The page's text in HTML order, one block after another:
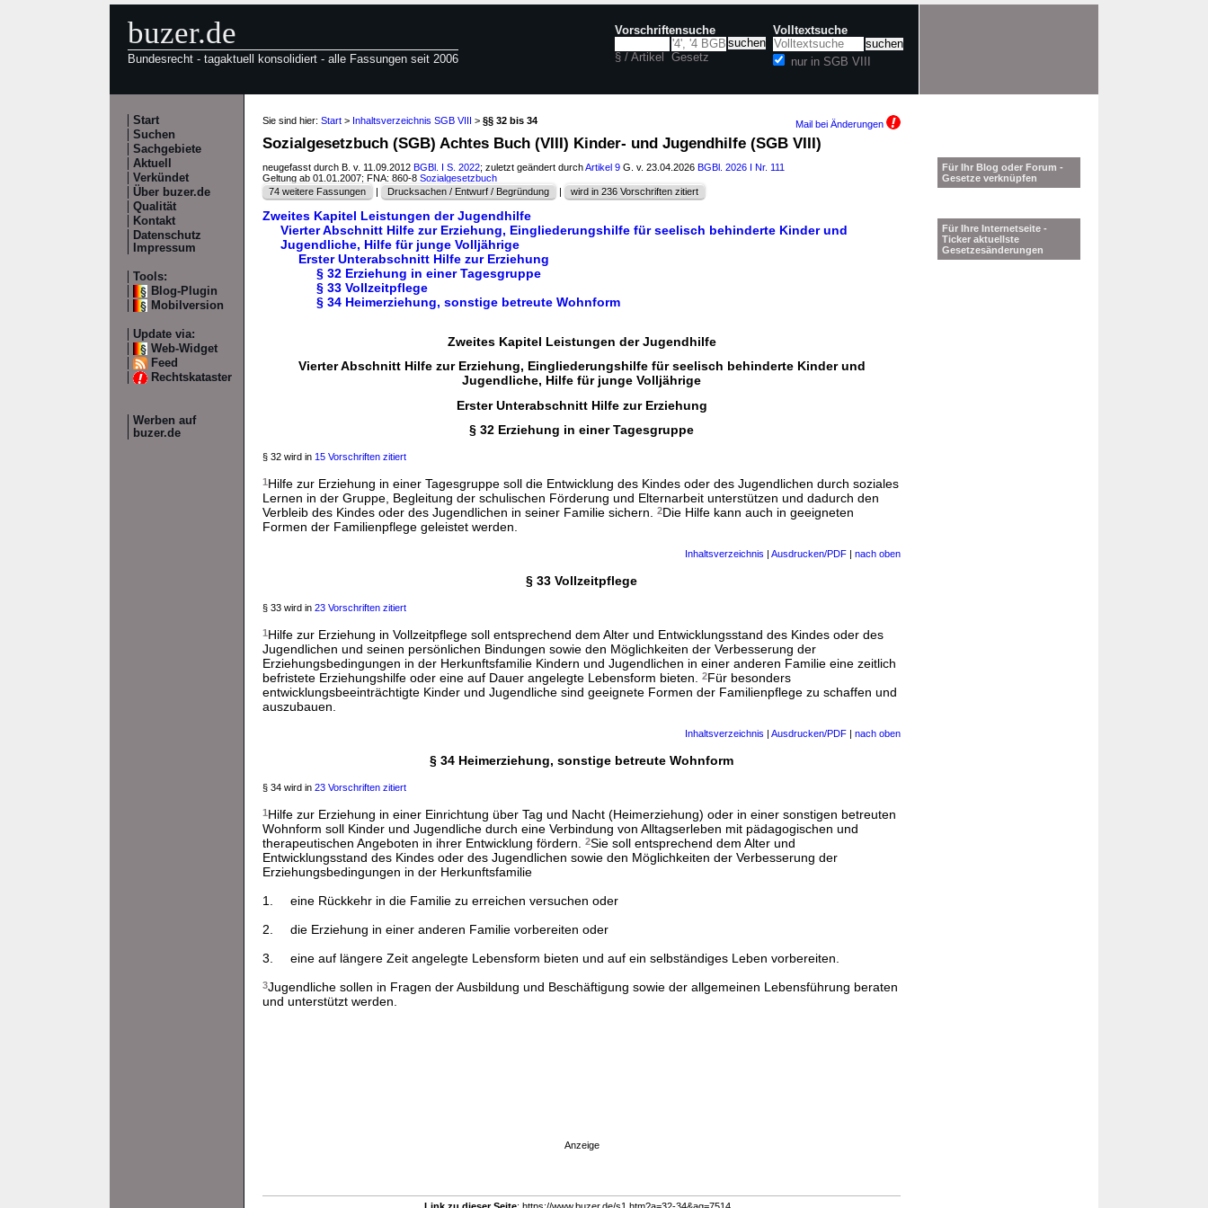
buzer.de
Bundesrecht - tagaktuell konsolidiert - alle Fassungen seit 2006
Vorschriftensuche
§ / Artikel Gesetz
Volltextsuche
nur in SGB VIII
Start
Suchen
Sachgebiete
Aktuell
Verkündet
Über buzer.de
Qualität
Kontakt
Datenschutz
Impressum
Tools:
Blog-Plugin
Mobilversion
Update via:
Web-Widget
Feed
Rechtskataster
Werben auf
buzer.de
Sie sind hier: Start > Inhaltsverzeichnis SGB VIII > §§ 32 bis 34 Mail bei Änderungen
Sozialgesetzbuch (SGB) Achtes Buch (VIII) Kinder- und Jugendhilfe (SGB VIII)
neugefasst durch B. v. 11.09.2012 BGBl. I S. 2022; zuletzt geändert durchArtikel 9 G. v. 23.04.2026 BGBl. 2026 I Nr. 111
Geltung ab 01.01.2007; FNA: 860-8 Sozialgesetzbuch
74 weitere Fassungen
| Drucksachen / Entwurf / Begründung | wird in 236 Vorschriften zitiert
Zweites Kapitel Leistungen der Jugendhilfe
Vierter Abschnitt Hilfe zur Erziehung, Eingliederungshilfe für seelisch behinderte Kinder und
Jugendliche, Hilfe für junge Volljährige
Erster Unterabschnitt Hilfe zur Erziehung
§ 32 Erziehung in einer Tagesgruppe
§ 33 Vollzeitpflege
§ 34 Heimerziehung, sonstige betreute Wohnform
Zweites Kapitel Leistungen der Jugendhilfe
Vierter Abschnitt Hilfe zur Erziehung, Eingliederungshilfe für seelisch behinderte Kinder und
Jugendliche, Hilfe für junge Volljährige
Erster Unterabschnitt Hilfe zur Erziehung
§ 32 Erziehung in einer Tagesgruppe
§ 32 wird in 15 Vorschriften zitiert
1Hilfe zur Erziehung in einer Tagesgruppe soll die Entwicklung des Kindes oder des Jugendlichen durch soziales
Lernen in der Gruppe, Begleitung der schulischen Förderung und Elternarbeit unterstützen und dadurch den
Verbleib des Kindes oder des Jugendlichen in seiner Familie sichern. 2Die Hilfe kann auch in geeigneten
Formen der Familienpflege geleistet werden.
Inhaltsverzeichnis Ausdrucken/PDF nach oben
§ 33 Vollzeitpflege
§ 33 wird in 23 Vorschriften zitiert
1Hilfe zur Erziehung in Vollzeitpflege soll entsprechend dem Alter und Entwicklungsstand des Kindes oder des
Jugendlichen und seinen persönlichen Bindungen sowie den Möglichkeiten der Verbesserung der
Erziehungsbedingungen in der Herkunftsfamilie Kindern und Jugendlichen in einer anderen Familie eine zeitlich
befristete Erziehungshilfe oder eine auf Dauer angelegte Lebensform bieten. 2Für besonders
entwicklungsbeeinträchtigte Kinder und Jugendliche sind geeignete Formen der Familienpflege zu schaffen und
auszubauen.
Inhaltsverzeichnis Ausdrucken/PDF nach oben
§ 34 Heimerziehung, sonstige betreute Wohnform
§ 34 wird in 23 Vorschriften zitiert
1Hilfe zur Erziehung in einer Einrichtung über Tag und Nacht (Heimerziehung) oder in einer sonstigen betreuten
Wohnform soll Kinder und Jugendliche durch eine Verbindung von Alltagserleben mit pädagogischen und
therapeutischen Angeboten in ihrer Entwicklung fördern. 2Sie soll entsprechend dem Alter und
Entwicklungsstand des Kindes oder des Jugendlichen sowie den Möglichkeiten der Verbesserung der
Erziehungsbedingungen in der Herkunftsfamilie
1.
eine Rückkehr in die Familie zu erreichen versuchen oder
2.
die Erziehung in einer anderen Familie vorbereiten oder
3.
eine auf längere Zeit angelegte Lebensform bieten und auf ein selbständiges Leben vorbereiten.
3Jugendliche sollen in Fragen der Ausbildung und Beschäftigung sowie der allgemeinen Lebensführung beraten
und unterstützt werden.
Anzeige
Für Ihr Blog oder Forum -
Gesetze verknüpfen
Für Ihre Internetseite -
Ticker aktuellste
Gesetzesänderungen